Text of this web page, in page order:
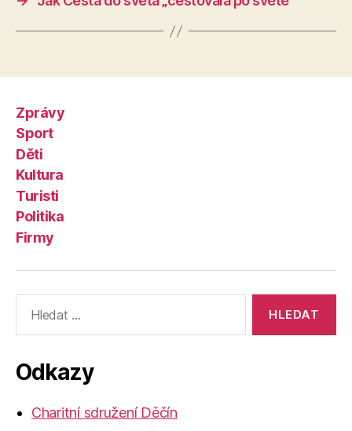
Zprávy
Sport
Děti
Kultura
Turisti
Politika
Firmy
vyhledávání:
Odkazy
Charitní sdružení Děčín